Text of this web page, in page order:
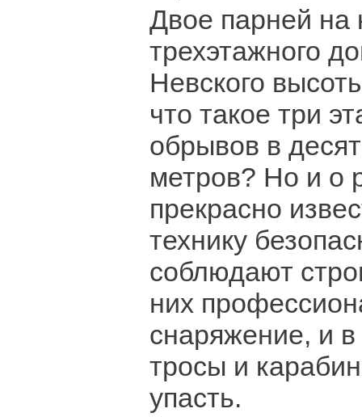
Двое парней на
трехэтажного
Невского
что такое три
обрывов в
метров? Но и о
прекрасно
технику
соблюдают
них
снаряжение, и в
тросы и
упасть.